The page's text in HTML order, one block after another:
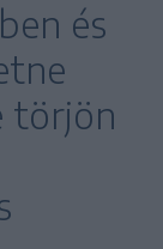
és
törjön